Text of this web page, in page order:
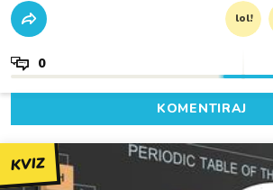
lol!
0
KOMENTIRAJ
KVIZ